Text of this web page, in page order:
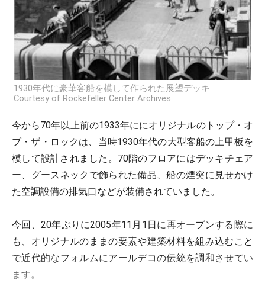
1930年代に豪華客船を模して作られた展望デッキ
Courtesy of Rockefeller Center Archives
今から70年以上前の1933年ににオリジナルのトップ・オ
ブ・ザ・ロックは、当時1930年代の大型客船の上甲板を
模して設計されました。70階のフロアにはデッキチェア
ー、グースネックで飾られた備品、船の煙突に見せかけ
た空調設備の排気口などが装備されていました。
今回、20年ぶりに2005年11月1日に再オープンする際に
も、オリジナルのままの要素や建築材料を組み込むこと
で近代的なフォルムにアールデコの伝統を調和させてい
ます。